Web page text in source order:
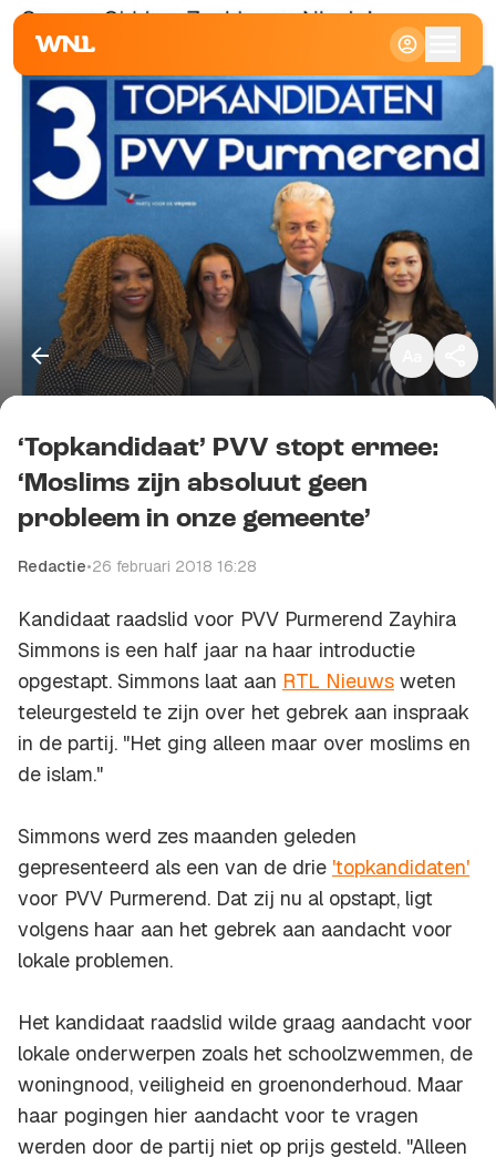
Klein
Standaard
Kopieer link
‘Topkandidaat’ PVV stopt ermee:
‘Moslims zijn absoluut geen
probleem in onze gemeente’
Redactie•26 februari 2018 16:28
Kandidaat raadslid voor PVV Purmerend Zayhira
Simmons is een half jaar na haar introductie
opgestapt. Simmons laat aan RTL Nieuws weten
teleurgesteld te zijn over het gebrek aan inspraak
in de partij. "Het ging alleen maar over moslims en
de islam."
Simmons werd zes maanden geleden
gepresenteerd als een van de drie 'topkandidaten'
voor PVV Purmerend. Dat zij nu al opstapt, ligt
volgens haar aan het gebrek aan aandacht voor
lokale problemen.
Het kandidaat raadslid wilde graag aandacht voor
lokale onderwerpen zoals het schoolzwemmen, de
woningnood, veiligheid en groenonderhoud. Maar
haar pogingen hier aandacht voor te vragen
werden door de partij niet op prijs gesteld. "Alleen